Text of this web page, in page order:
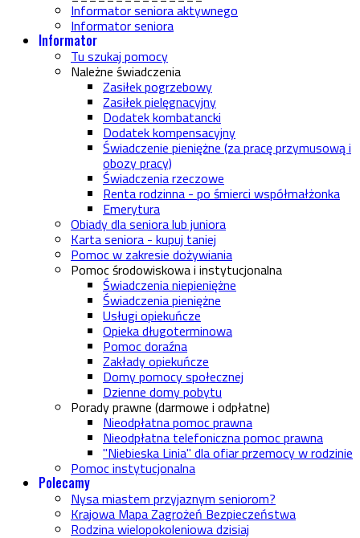
Informator seniora aktywnego
Informator seniora
Informator
Tu szukaj pomocy
Należne świadczenia
Zasiłek pogrzebowy
Zasiłek pielęgnacyjny
Dodatek kombatancki
Dodatek kompensacyjny
Świadczenie pieniężne (za pracę przymusową i
obozy pracy)
Świadczenia rzeczowe
Renta rodzinna - po śmierci współmałżonka
Emerytura
Obiady dla seniora lub juniora
Karta seniora - kupuj taniej
Pomoc w zakresie dożywiania
Pomoc środowiskowa i instytucjonalna
Świadczenia niepieniężne
Świadczenia pieniężne
Usługi opiekuńcze
Opieka długoterminowa
Pomoc doraźna
Zakłady opiekuńcze
Domy pomocy społecznej
Dzienne domy pobytu
Porady prawne (darmowe i odpłatne)
Nieodpłatna pomoc prawna
Nieodpłatna telefoniczna pomoc prawna
"Niebieska Linia" dla ofiar przemocy w rodzinie
Pomoc instytucjonalna
Polecamy
Nysa miastem przyjaznym seniorom?
Krajowa Mapa Zagrożeń Bezpieczeństwa
Rodzina wielopokoleniowa dzisiaj